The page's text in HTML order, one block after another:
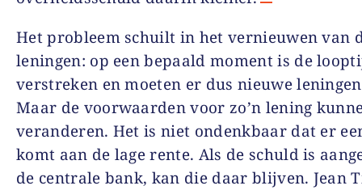
Het probleem schuilt in het vernieuwen van
leningen: op een bepaald moment is de
verstreken en moeten er dus nieuwe
Maar de voorwaarden voor zo’n lening
veranderen. Het is niet ondenkbaar dat er
komt aan de lage rente. Als de schuld is
de centrale bank, kan die daar blijven. Jean